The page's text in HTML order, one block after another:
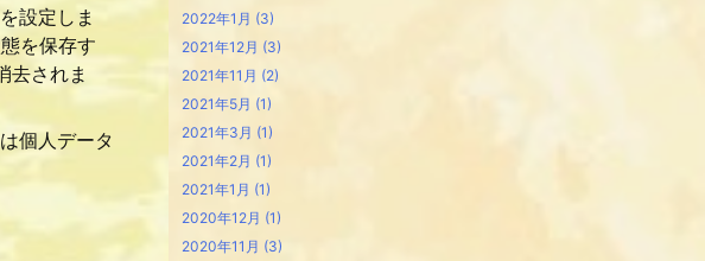
設定しま
を保存す
去されま
個人データ
2022年1月 (3)
2021年12月 (3)
2021年11月 (2)
2021年5月 (1)
2021年3月 (1)
2021年2月 (1)
2021年1月 (1)
2020年12月 (1)
2020年11月 (3)